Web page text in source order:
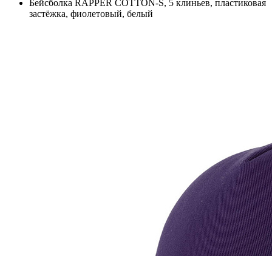
Бейсболка RAPPER COTTON-S, 5 клиньев, пластиковая
застёжка, фиолетовый, белый